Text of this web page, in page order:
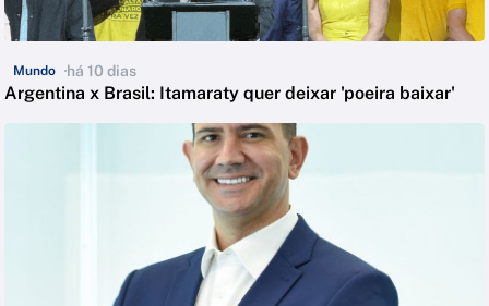
Mundo há 10 dias
Argentina x Brasil: Itamaraty quer deixar 'poeira baixar'